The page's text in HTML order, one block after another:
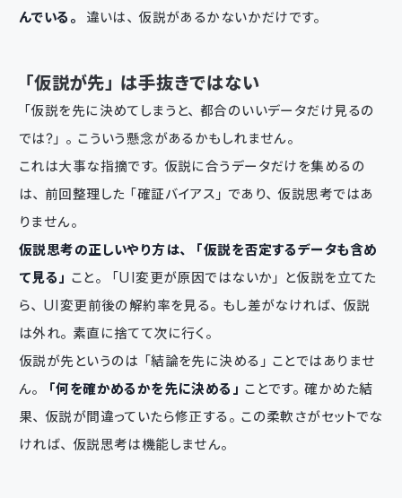
んでいる。
違いは、仮説があるかないかだけです。
「仮説が先」は手抜きではない
「仮説を先に決めてしまうと、都合のいいデータだけ見るの
では？」。こういう懸念があるかもしれません。
これは大事な指摘です。仮説に合うデータだけを集めるの
は、前回整理した「確証バイアス」であり、仮説思考ではあ
りません。
仮説思考の正しいやり方は、「仮説を否定するデータも含め
て見る」 こと。「UI変更が原因ではないか」と仮説を立てた
ら、UI変更前後の解約率を見る。もし差がなければ、仮説
は外れ。素直に捨てて次に行く。
仮説が先というのは「結論を先に決める」ことではありませ
ん。
「何を確かめるかを先に決める」 ことです。確かめた結
果、仮説が間違っていたら修正する。この柔軟さがセットでな
ければ、仮説思考は機能しません。